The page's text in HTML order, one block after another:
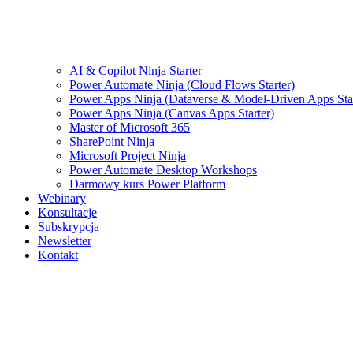
AI & Copilot Ninja Starter
Power Automate Ninja (Cloud Flows Starter)
Power Apps Ninja (Dataverse & Model-Driven Apps
Power Apps Ninja (Canvas Apps Starter)
Master of Microsoft 365
SharePoint Ninja
Microsoft Project Ninja
Power Automate Desktop Workshops
Darmowy kurs Power Platform
Webinary
Konsultacje
Subskrypcja
Newsletter
Kontakt